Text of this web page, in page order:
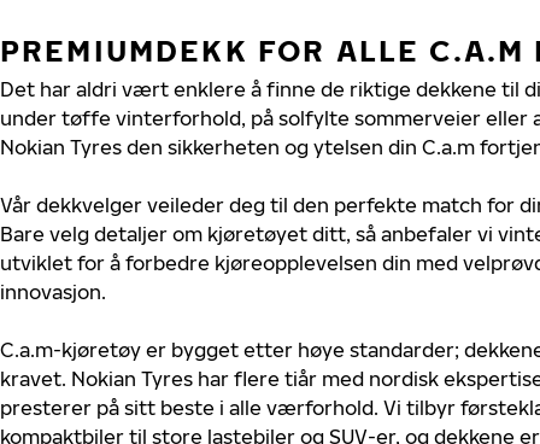
PREMIUMDEKK FOR ALLE
Det har aldri vært enklere å finne de riktige dekkene til
under tøffe vinterforhold, på solfylte sommerveier eller
Nokian Tyres den sikkerheten og ytelsen din C.a.m
Vår dekkvelger veileder deg til den perfekte match for
Bare velg detaljer om kjøretøyet ditt, så anbefaler vi
utviklet for å forbedre kjøreopplevelsen din med
innovasjon.
C.a.m-kjøretøy er bygget etter høye standarder;
kravet. Nokian Tyres har flere tiår med nordisk
presterer på sitt beste i alle værforhold. Vi tilbyr
kompaktbiler til store lastebiler og SUV-er, og dekkene